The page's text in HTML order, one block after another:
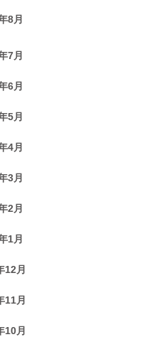
8月
7月
6月
5月
4月
3月
2月
1月
12月
11月
10月